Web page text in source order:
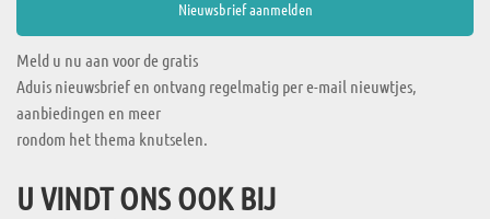
Meld u nu aan voor de gratis
Aduis nieuwsbrief en ontvang regelmatig per e-mail nieuwtjes,
aanbiedingen en meer
rondom het thema knutselen.
U VINDT ONS OOK BIJ